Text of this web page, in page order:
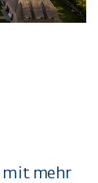
mit mehr